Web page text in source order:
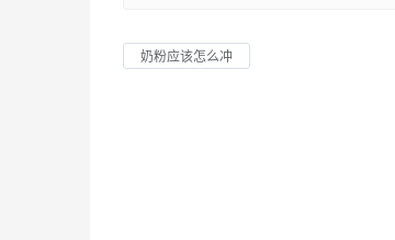
奶粉应该怎么冲